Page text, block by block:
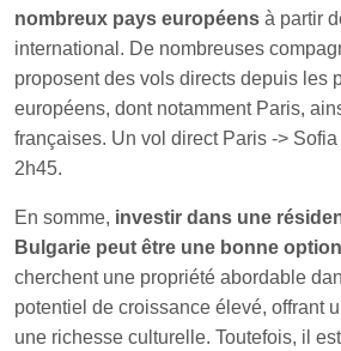
nombreux pays européens à partir
international. De nombreuses
proposent des vols directs depuis les
européens, dont notamment Paris,
françaises. Un vol direct Paris ->
2h45.
En somme, investir dans une
Bulgarie peut être une bonne option
cherchent une propriété abordable
potentiel de croissance élevé, offrant
une richesse culturelle. Toutefois, il